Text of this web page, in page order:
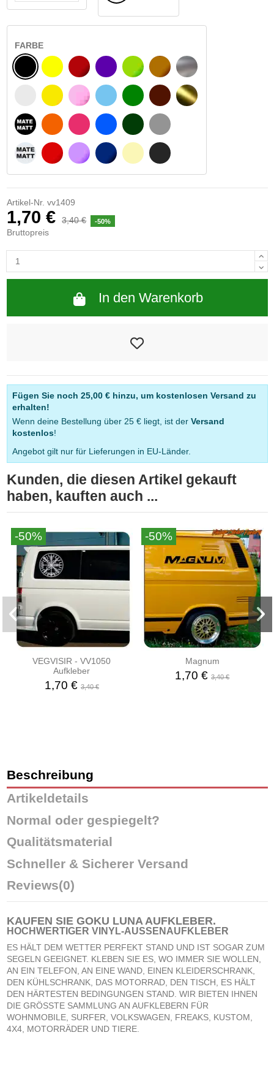
FARBE
SCHWARZ
WEIß
MATTSCHWARZ
MATTWEIß
GELB
GELBES SIGNAL
ORANGE
ROT
BURGUND
ROSE
FUCHSIA
LILA
VIOLETT
HELLBLAU
BLAU
DUNKELBLAU
HELLGRÜN
GRÜN
DUNKELGRÜN
BEIGE
HASELNUSS
DUNKELBRAUN
HELLGRAU
DUNKELGRAU
SILBER
GOLD
Artikel-Nr. vv1409
1,70 € 3,40 € -50%
Bruttopreis
In den Warenkorb
Fügen Sie noch 25,00 €hinzu, um kostenlosen Versand zu
erhalten!
Wenn deine Bestellung über 25 € liegt, ist der Versand
kostenlos!
Angebot gilt nur für Lieferungen in EU-Länder.
Kunden, die diesen Artikel gekauft
haben, kauften auch ...
-50%
VEGVISIR - VV1050
Aufkleber
1,70 € 3,40 €
-50%
Magnum
1,70 €3,40 €
Beschreibung
Artikeldetails
Normal oder gespiegelt?
Qualitätsmaterial
Schneller & Sicherer Versand
Reviews(0)
KAUFEN SIE GOKU LUNA AUFKLEBER.
HOCHWERTIGER VINYL-AUSSENAUFKLEBER
ES HÄLT DEM WETTER PERFEKT STAND UND IST SOGAR ZUM
SEGELN GEEIGNET. KLEBEN SIE ES, WO IMMER SIE WOLLEN,
AN EIN TELEFON, AN EINE WAND, EINEN KLEIDERSCHRANK,
DEN KÜHLSCHRANK, DAS MOTORRAD, DEN TISCH, ES HÄLT
DEN HÄRTESTEN BEDINGUNGEN STAND. WIR BIETEN IHNEN
DIE GRÖSSTE SAMMLUNG AN AUFKLEBERN FÜR
WOHNMOBILE, SURFER, VOLKSWAGEN, FREAKS, KUSTOM,
4X4, MOTORRÄDER UND TIERE.